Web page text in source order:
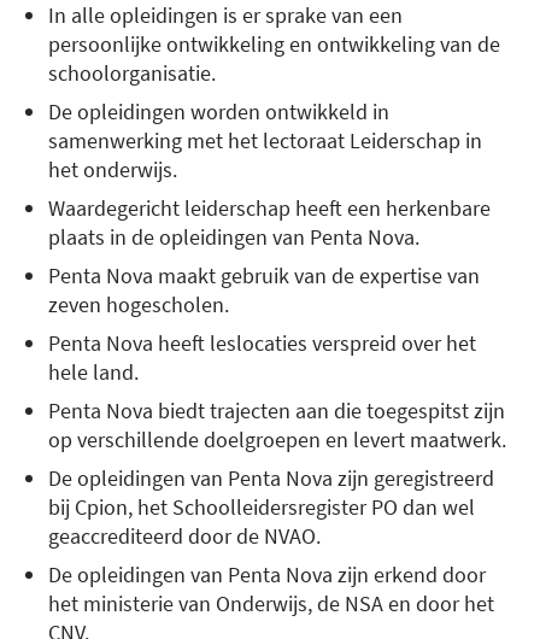
In alle opleidingen is er sprake van een
persoonlijke ontwikkeling en ontwikkeling van de
schoolorganisatie.
De opleidingen worden ontwikkeld in
samenwerking met het lectoraat Leiderschap in
het onderwijs.
Waardegericht leiderschap heeft een herkenbare
plaats in de opleidingen van Penta Nova.
Penta Nova maakt gebruik van de expertise van
zeven hogescholen.
Penta Nova heeft leslocaties verspreid over het
hele land.
Penta Nova biedt trajecten aan die toegespitst zijn
op verschillende doelgroepen en levert maatwerk.
De opleidingen van Penta Nova zijn geregistreerd
bij Cpion, het Schoolleidersregister PO dan wel
geaccrediteerd door de NVAO.
De opleidingen van Penta Nova zijn erkend door
het ministerie van Onderwijs, de NSA en door het
CNV.